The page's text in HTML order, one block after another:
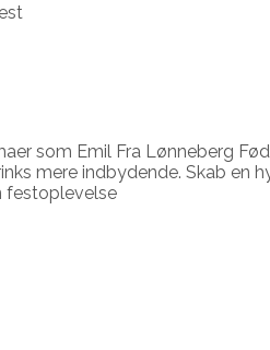
som Emil Fra Lønneberg
mere indbydende. Skab
festoplevelse